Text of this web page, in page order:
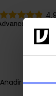
90
Añadir a la